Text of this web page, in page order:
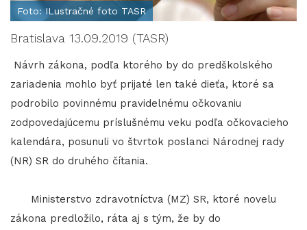
Foto: ILustračné foto TASR
Bratislava 13.09.2019 (TASR)
Návrh zákona, podľa ktorého by do predškolského
zariadenia mohlo byť prijaté len také dieťa, ktoré sa
podrobilo povinnému pravidelnému očkovaniu
zodpovedajúcemu príslušnému veku podľa očkovacieho
kalendára, posunuli vo štvrtok poslanci Národnej rady
(NR) SR do druhého čítania.
Ministerstvo zdravotníctva (MZ) SR, ktoré novelu
zákona predložilo, ráta aj s tým, že by do